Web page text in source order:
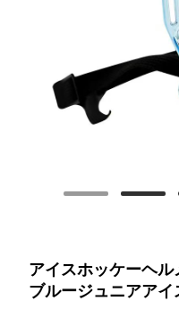
アイスホッケーヘ
ブルージュニアア